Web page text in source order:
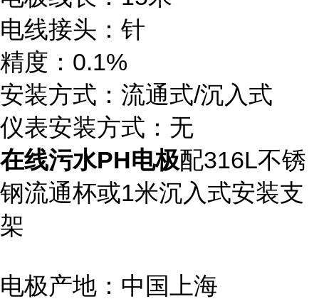
电线接头：针
精度：0.1%
安装方式：流通式/沉入式
仪表安装方式：无
在线污水PH电极配316L不锈
钢流通杯或1米沉入式安装支
架
电极产地：中国上海